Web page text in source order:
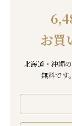
お買
北海道・沖縄
無料です。